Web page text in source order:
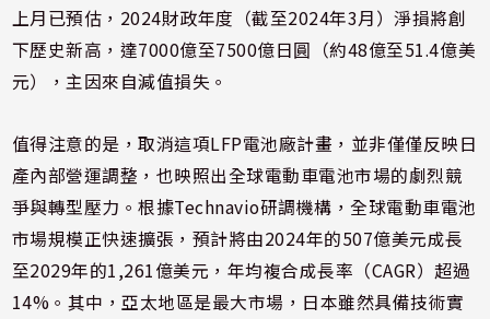
上月已預估，2024財政年度（截至2024年3月）淨損將創
下歷史新高，達7000億至7500億日圓（約48億至51.4億美
元），主因來自減值損失。
值得注意的是，取消這項LFP電池廠計畫，並非僅僅反映日
產內部營運調整，也映照出全球電動車電池市場的劇烈競
爭與轉型壓力。根據Technavio研調機構，全球電動車電池
市場規模正快速擴張，預計將由2024年的507億美元成長
至2029年的1,261億美元，年均複合成長率（CAGR）超過
14%。其中，亞太地區是最大市場，日本雖然具備技術實